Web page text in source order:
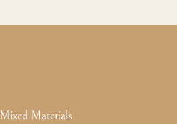
Materials